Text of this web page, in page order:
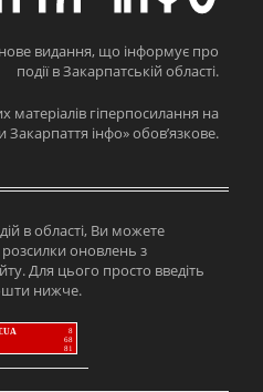
видання, що інформує про
події в Закарпатській області.
матеріалів гіперпосилання на
інфо» обов’язкове.
в області, Ви можете
оновлень з
Для цього просто введіть
нижче.
8
68
81